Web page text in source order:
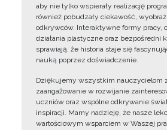
aby nie tylko wspierały realizację
również pobudzały ciekawość,
odkrywców. Interaktywne formy pracy,
działania plastyczne oraz bezpośredni
sprawiają, że historia staje się
nauką poprzez doświadczenie.
Dziękujemy wszystkim nauczycielom
zaangażowanie w rozwijanie
uczniów oraz wspólne odkrywanie
inspiracji. Mamy nadzieję, że nasze
wartościowym wsparciem w Waszej